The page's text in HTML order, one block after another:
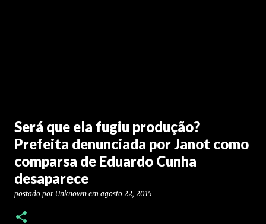
Será que ela fugiu produção?
Prefeita denunciada por Janot como
comparsa de Eduardo Cunha
desaparece
postado por Unknown em agosto 22, 2015